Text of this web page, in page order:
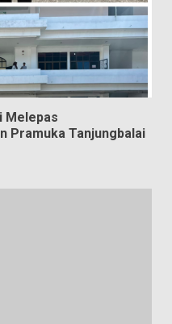
Melepas
Pramuka Tanjungbalai